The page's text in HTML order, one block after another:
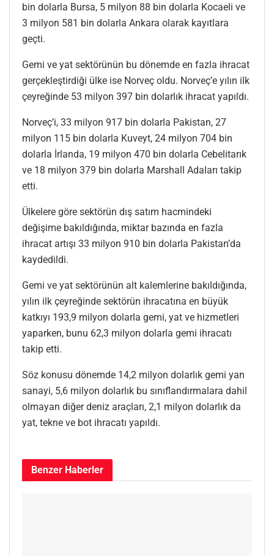
bin dolarla Bursa, 5 milyon 88 bin dolarla Kocaeli ve
3 milyon 581 bin dolarla Ankara olarak kayıtlara
geçti.
Gemi ve yat sektörünün bu dönemde en fazla ihracat
gerçekleştirdiği ülke ise Norveç oldu. Norveç’e yılın ilk
çeyreğinde 53 milyon 397 bin dolarlık ihracat yapıldı.
Norveç’i, 33 milyon 917 bin dolarla Pakistan, 27
milyon 115 bin dolarla Kuveyt, 24 milyon 704 bin
dolarla İrlanda, 19 milyon 470 bin dolarla Cebelitarık
ve 18 milyon 379 bin dolarla Marshall Adaları takip
etti.
Ülkelere göre sektörün dış satım hacmindeki
değişime bakıldığında, miktar bazında en fazla
ihracat artışı 33 milyon 910 bin dolarla Pakistan’da
kaydedildi.
Gemi ve yat sektörünün alt kalemlerine bakıldığında,
yılın ilk çeyreğinde sektörün ihracatına en büyük
katkıyı 193,9 milyon dolarla gemi, yat ve hizmetleri
yaparken, bunu 62,3 milyon dolarla gemi ihracatı
takip etti.
Söz konusu dönemde 14,2 milyon dolarlık gemi yan
sanayi, 5,6 milyon dolarlık bu sınıflandırmalara dahil
olmayan diğer deniz araçları, 2,1 milyon dolarlık da
yat, tekne ve bot ihracatı yapıldı.
Benzer Haberler